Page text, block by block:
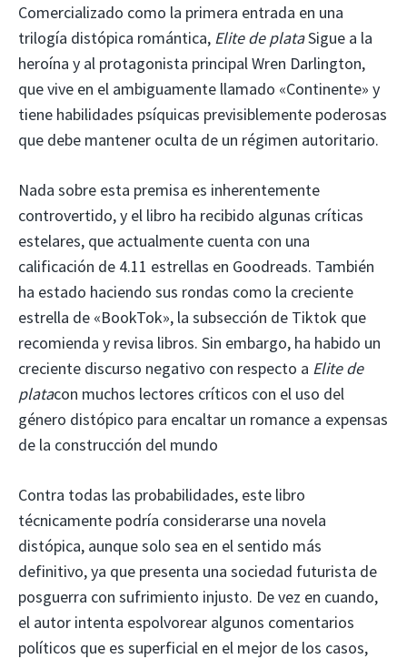
Comercializado como la primera entrada en una
trilogía distópica romántica, Elite de plataSigue a la
heroína y al protagonista principal Wren Darlington,
que vive en el ambiguamente llamado «Continente» y
tiene habilidades psíquicas previsiblemente poderosas
que debe mantener oculta de un régimen autoritario.
Nada sobre esta premisa es inherentemente
controvertido, y el libro ha recibido algunas críticas
estelares, que actualmente cuenta con una
calificación de 4.11 estrellas en Goodreads. También
ha estado haciendo sus rondas como la creciente
estrella de «BookTok», la subsección de Tiktok que
recomienda y revisa libros. Sin embargo, ha habido un
creciente discurso negativo con respecto a Elite de
platacon muchos lectores críticos con el uso del
género distópico para encaltar un romance a expensas
de la construcción del mundo
Contra todas las probabilidades, este libro
técnicamente podría considerarse una novela
distópica, aunque solo sea en el sentido más
definitivo, ya que presenta una sociedad futurista de
posguerra con sufrimiento injusto. De vez en cuando,
el autor intenta espolvorear algunos comentarios
políticos que es superficial en el mejor de los casos,